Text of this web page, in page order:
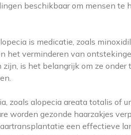
beschikbaar om mensen te
is medicatie, zoals
het verminderen van
is het belangrijk om ze onder
zoals alopecia areata totalis of
worden gezonde haarzakjes
een effectieve